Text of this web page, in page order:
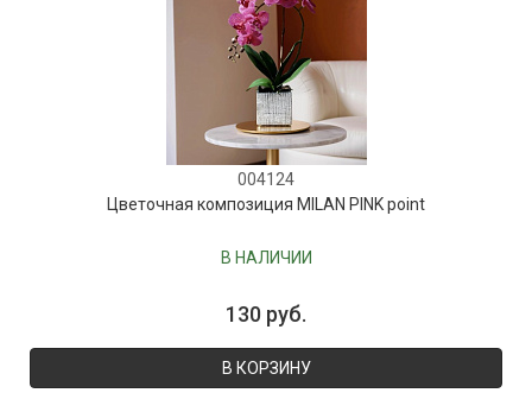
004124
Цветочная композиция MILAN PINK point
В НАЛИЧИИ
130 руб.
В КОРЗИНУ